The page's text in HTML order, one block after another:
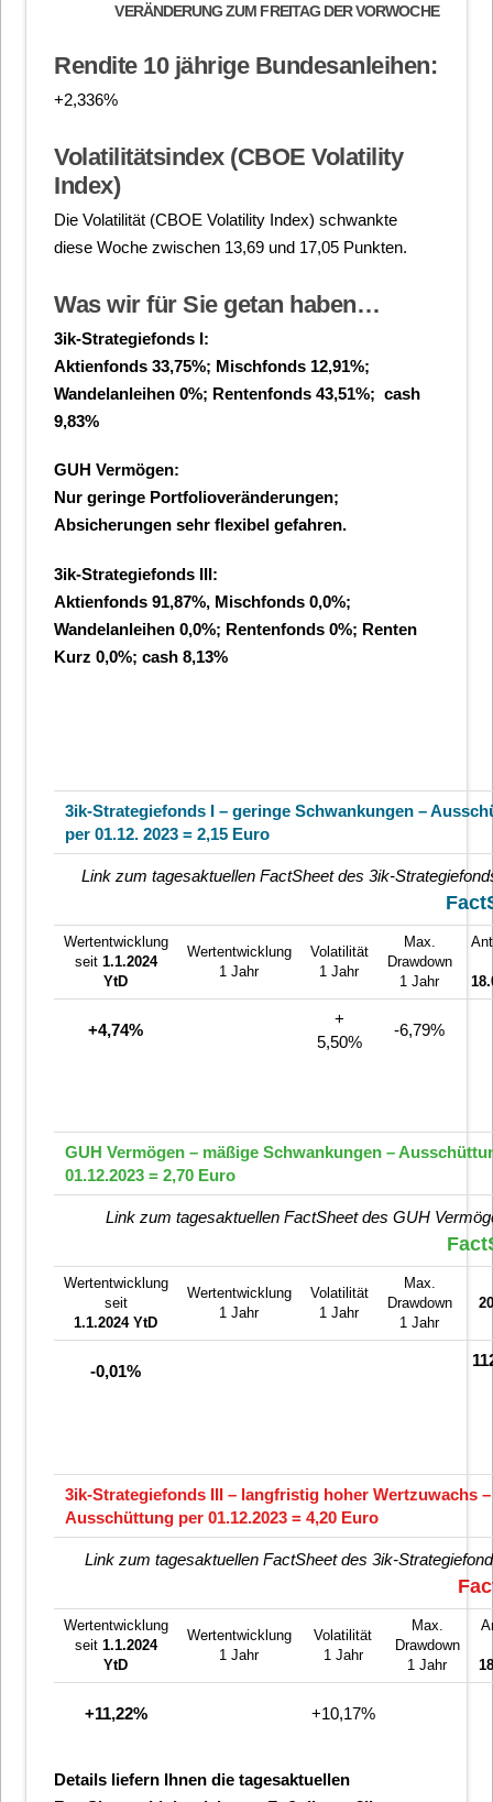
VERÄNDERUNG ZUM FREITAG DER VORWOCHE
Rendite 10 jährige Bundesanleihen:
+2,336%
Volatilitätsindex (CBOE Volatility
Index)
Die Volatilität (CBOE Volatility Index) schwankte
diese Woche zwischen 13,69 und 17,05 Punkten.
Was wir für Sie getan haben…
3ik-Strategiefonds I:
Aktienfonds 33,75%; Mischfonds 12,91%;
Wandelanleihen 0%; Rentenfonds 43,51%; cash
9,83%
GUH Vermögen:
Nur geringe Portfolioveränderungen;
Absicherungen sehr flexibel gefahren.
3ik-Strategiefonds III:
Aktienfonds 91,87%, Mischfonds 0,0%;
Wandelanleihen 0,0%; Rentenfonds 0%; Renten
Kurz 0,0%; cash 8,13%
3ik-Strategiefonds I – geringe Schwankungen –
per 01.12. 2023 = 2,15 Euro
Link zum tagesaktuellen FactSheet des 3ik-
Wertentwicklung
seit 1.1.2024
YtD
Wertentwicklung
1 Jahr
Volatilität
1 Jahr
Max.
Drawdown
1 Jahr
+4,74%
+
5,50%
-6,79%
GUH Vermögen – mäßige Schwankungen –
01.12.2023 = 2,70 Euro
Link zum tagesaktuellen FactSheet des GUH
Wertentwicklung
seit
1.1.2024 YtD
Wertentwicklung
1 Jahr
Volatilität
1 Jahr
Max.
Drawdown
1 Jahr
-0,01%
3ik-Strategiefonds III – langfristig hoher Wertzuwachs –
Ausschüttung per 01.12.2023 = 4,20 Euro
Link zum tagesaktuellen FactSheet des 3ik-
Wertentwicklung
seit1.1.2024
YtD
Wertentwicklung
1 Jahr
Volatilität
1 Jahr
Max.
Drawdown
1 Jahr
+11,22% +10,17%
Details liefern Ihnen die tagesaktuellen